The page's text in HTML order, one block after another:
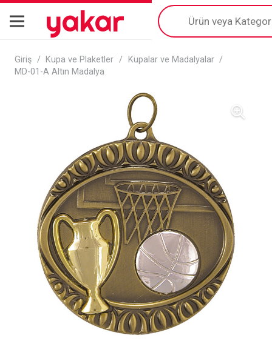
yakar
Products
search
Giriş / Kupa ve Plaketler / Kupalar ve Madalyalar /
MD-01-A Altın Madalya